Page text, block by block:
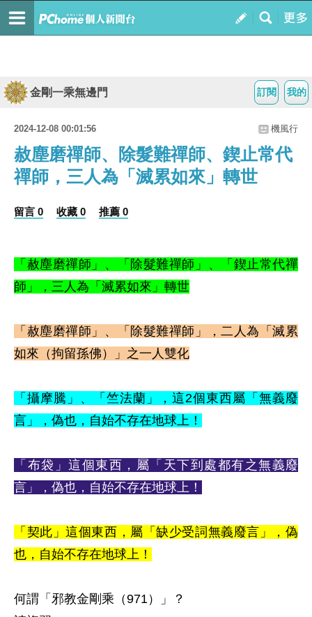
我的
訂閱
金剛一乘無邊門
2024-12-08 00:01:56 機風行
赦塵磨禪師、除髮難禪師、鍥止常代
禪師，三人為「滅累如來」轉世
留言 0 收藏 0 推薦 0
「赦塵磨禪師」、「除髮難禪師」、「鍥止常代禪
師」，三人為「滅累如來」轉世
「赦塵磨禪師」、「除髮難禪師」，二人為「滅累
如來（拘留孫佛）」之一人雙化
「攝摩騰」、
「竺法蘭」，這2個東西屬「無義廢
言」
，偽也，自始不存在地球上！
「布袋」這個東西，屬「天下到處都有之無義廢
言」，偽也，自始不存在地球上 ！
「契此」這個東西，屬「缺少受詞無義廢言」，偽
也，自始不存在地球上！
何謂「邪教金剛乘（971）」
？